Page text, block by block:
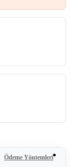
Ödeme Yöntemleri